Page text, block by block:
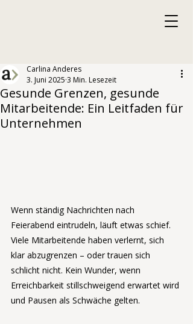
Gesunde Grenzen, gesunde
Mitarbeitende: Ein Leitfaden für
Unternehmen
Carlina Anderes
3. Juni 2025 3 Min. Lesezeit
Wenn ständig Nachrichten nach
Feierabend eintrudeln, läuft etwas schief.
Viele Mitarbeitende haben verlernt, sich
klar abzugrenzen – oder trauen sich
schlicht nicht. Kein Wunder, wenn
Erreichbarkeit stillschweigend erwartet wird
und Pausen als Schwäche gelten.